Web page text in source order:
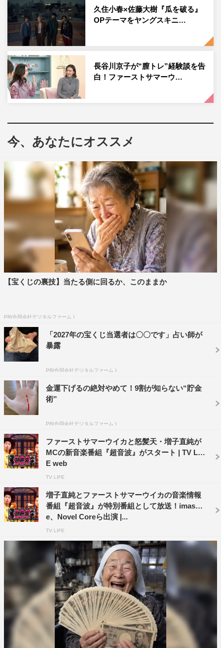
怒髪天 with ファーストサマーウイカ
『超音波＃』
2024年3月24日（日）、31日（日）午後11時30分～深夜0
MC：増子直純（怒髪天）、ファーストサマーウイカ
3月24日ゲスト：モーニング娘。’24、アンジュルム、THE
SUPER FRUIT
3月31日ゲスト：ヤングスキニー、osage、怒髪天
TVer：https://tver.jp/series/sr05vfzmwl
ネットもテレ東：https://video.tv-tokyo.co.jp/choonpa/
公式X（Twitter）：
@choonpa_tx（https://twitter.com/choonpa_tx）
公式Instagram：
@choonpa_tx（https://www.instagram.com/choonpa_tx）
osage THE SUPER FRUIT
アンジュルム
ファーストサマーウイカ
モーニング娘。'24 ヤングスキニー
久住小春×佐藤大樹『瓜を破る』
OPテーマをヤングスキニ…
長谷川京子が“膣トレ”経験談を告
白！ファーストサマーウ…
今、あなたにオススメ
【宝くじの裏技】当たる側に回るか、このままか
PR(合同会社デジタルファーム )
「2027年の宝くじ当選者は〇〇です」占い師が
暴露
PR(合同会社デジタルファーム )
金運下げるの絶対やめて！9割が知らない“貯金
術”
PR(合同会社デジタルファーム )
ファーストサマーウイカと怒髪天・増子直純が
MCの新音楽番組『超音波』がスタート | TV LIF
E web
TV LIFE
増子直純とファーストサマーウイカの音楽情報
番組『超音波』が特別番組として放送！imas
e、Novel Coreら出演 |...
TV LIFE